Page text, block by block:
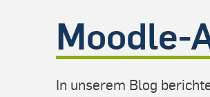
Moodle-
In unserem Blog